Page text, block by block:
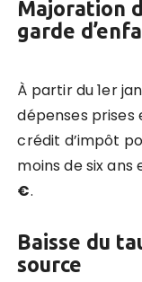
Majoration
garde
À partir du 1er
dépenses prises
crédit d’impôt
moins de six ans
€.
Baisse du
source